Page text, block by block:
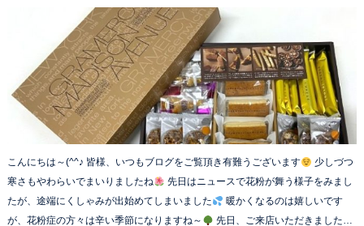
こんにちは～(^^♪ 皆様、いつもブログをご覧頂き有難うございます
少しづつ
寒さもやわらいでまいりましたね
先日はニュースで花粉が舞う様子をみまし
たが、途端にくしゃみが出始めてしまいました
暖かくなるのは嬉しいです
が、花粉症の方々は辛い季節になりますね～
先日、ご来店いただきました…